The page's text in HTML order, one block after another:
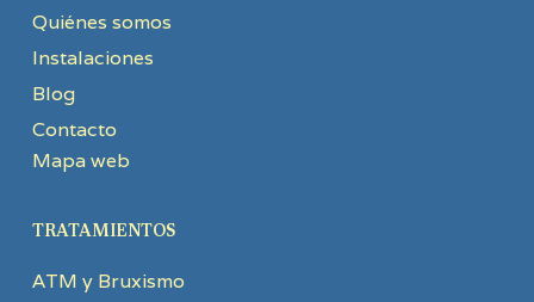
Quiénes somos
Instalaciones
Blog
Contacto
Mapa web
TRATAMIENTOS
ATM y Bruxismo